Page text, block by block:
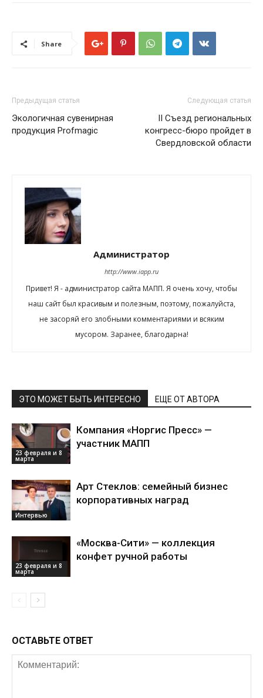
Share
Предыдущая статья
Экологичная сувенирная
продукция Profmagic
Следующая статья
II Съезд региональных
конгресс-бюро пройдет в
Свердловской области
Администратор
http://www.iapp.ru
Привет! Я - администратор сайта МАПП. Я очень хочу, чтобы
наш сайт был красивым и полезным, поэтому, пожалуйста,
не засоряй его злобными комментариями и всяким
мусором. Заранее, благодарна!
ЭТО МОЖЕТ БЫТЬ ИНТЕРЕСНО ЕЩЕ ОТ АВТОРА
23 февраля и 8
марта
Компания «Норгис Пресс» —
участник МАПП
Интервью
Арт Стеклов: семейный бизнес
корпоративных наград
23 февраля и 8
марта
«Москва-Сити» — коллекция
конфет ручной работы
ОСТАВЬТЕ ОТВЕТ